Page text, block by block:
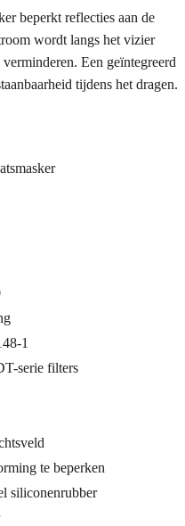
beperkt reflecties aan de
wordt langs het vizier
Een geïntegreerd
tijdens het dragen.
1
serie filters
te beperken
siliconenrubber